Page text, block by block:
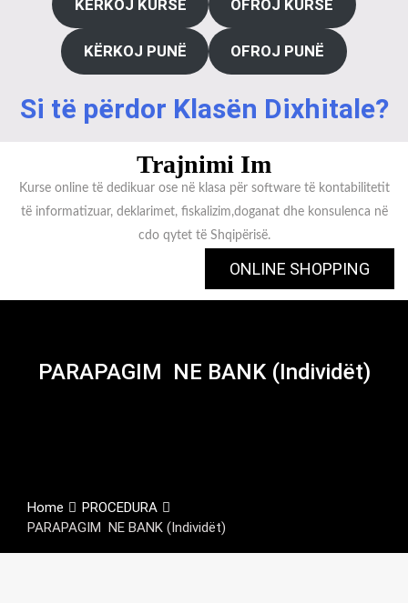
KËRKOJ KURSE OFROJ KURSE
KËRKOJ PUNË OFROJ PUNË
Si të përdor Klasën Dixhitale?
Trajnimi Im
Kurse online të dedikuar ose në klasa për software të kontabilitetit
të informatizuar, deklarimet, fiskalizim,doganat dhe konsulenca në
cdo qytet të Shqipërisë.
ONLINE SHOPPING
PARAPAGIM NE BANK (Individët)
Home
PROCEDURA
PARAPAGIM NE BANK (Individët)